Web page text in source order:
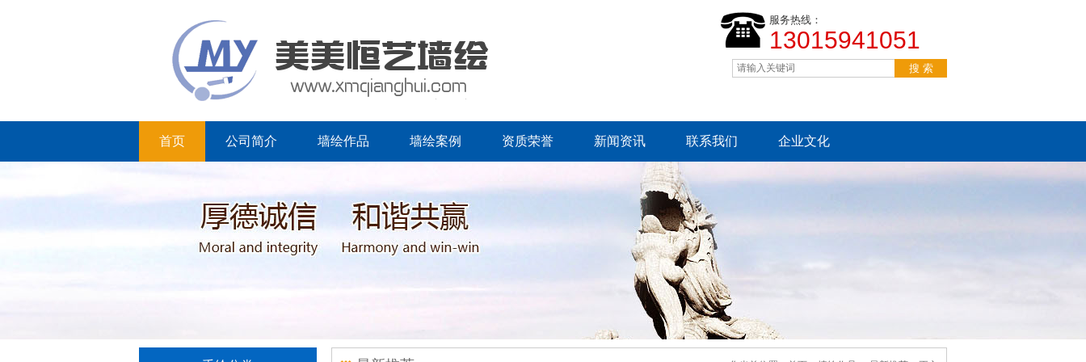
服务热线：
13015941051
首页 公司简介 墙绘作品 墙绘案例 资质荣誉 新闻资讯 联系我们 企业文化